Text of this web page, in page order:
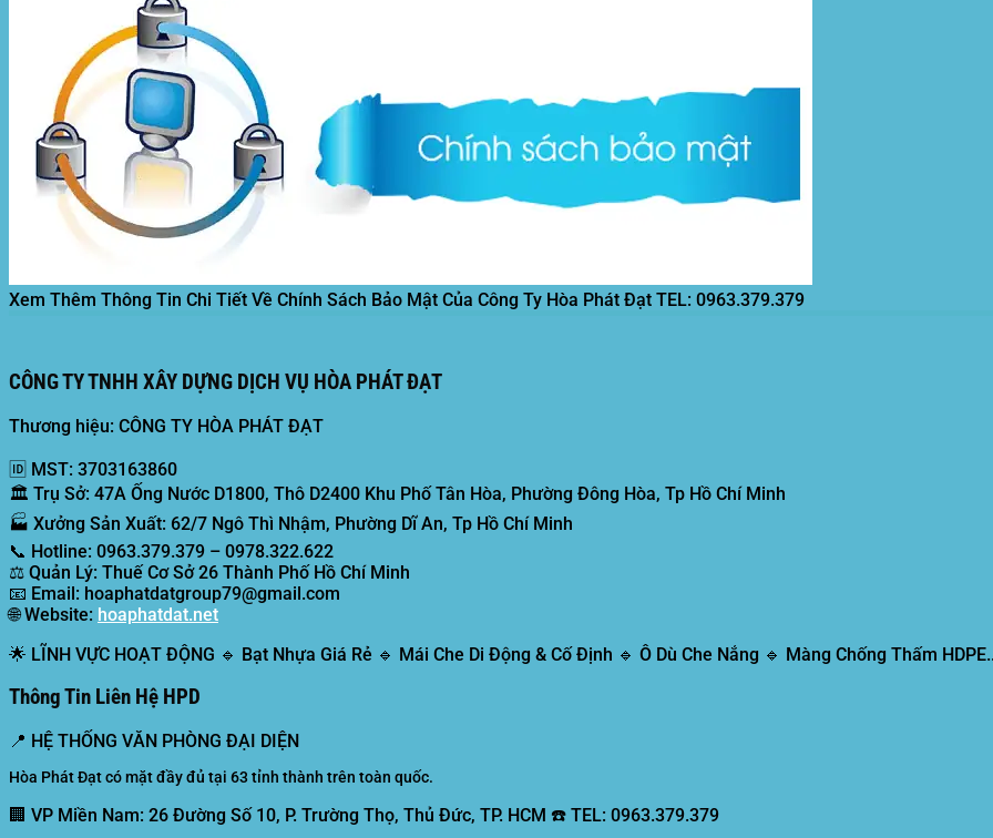
Xem Thêm Thông Tin Chi Tiết Về Chính Sách Bảo Mật Của Công Ty Hòa Phát Đạt TEL: 0963.379.379
CÔNG TY TNHH XÂY DỰNG DỊCH VỤ HÒA PHÁT ĐẠT
Thương hiệu: CÔNG TY HÒA PHÁT ĐẠT
🆔 MST: 3703163860
🏛️ Trụ Sở: 47A Ống Nước D1800, Thô D2400 Khu Phố Tân Hòa, Phường Đông Hòa, Tp Hồ Chí Minh
🏭 Xưởng Sản Xuất: 62/7 Ngô Thì Nhậm, Phường Dĩ An, Tp Hồ Chí Minh
📞 Hotline: 0963.379.379 – 0978.322.622
⚖️ Quản Lý: Thuế Cơ Sở 26 Thành Phố Hồ Chí Minh
📧 Email: hoaphatdatgroup79@gmail.com
🌐Website: hoaphatdat.net
🌟 LĨNH VỰC HOẠT ĐỘNG 🔹 Bạt Nhựa Giá Rẻ 🔹 Mái Che Di Động & Cố Định 🔹 Ô Dù Che Nắng 🔹 Màng Chống Thấm
Thông Tin Liên Hệ HPD
📍 HỆ THỐNG VĂN PHÒNG ĐẠI DIỆN
Hòa Phát Đạt có mặt đầy đủ tại 63 tỉnh thành trên toàn quốc.
🏢 VP Miền Nam: 26 Đường Số 10, P. Trường Thọ, Thủ Đức, TP. HCM ☎️ TEL: 0963.379.379